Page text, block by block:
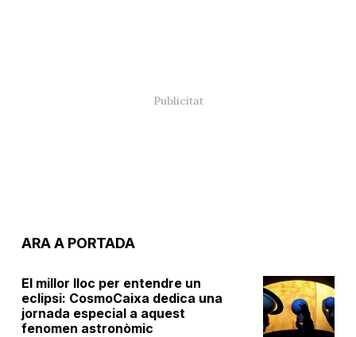
ARA A PORTADA
El millor lloc per entendre un
eclipsi: CosmoCaixa dedica una
jornada especial a aquest
fenomen astronòmic